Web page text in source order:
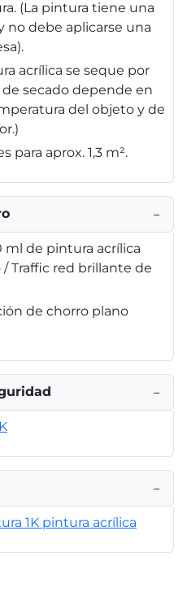
(La pintura tiene una
no debe aplicarse una
acrílica se seque por
secado depende en
del objeto y de
para aprox. 1,3 m².
−
ml de pintura acrílica
/ Traffic red brillante de
de chorro plano
−
−
1K pintura acrílica